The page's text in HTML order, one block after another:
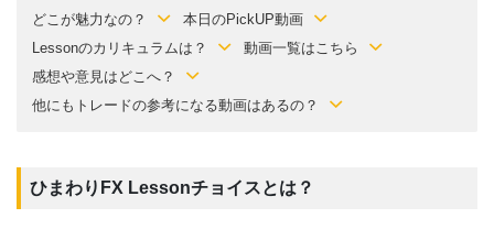
どこが魅力なの？
本日のPickUP動画
Lessonのカリキュラムは？
動画一覧はこちら
感想や意見はどこへ？
他にもトレードの参考になる動画はあるの？
ひまわりFX Lessonチョイスとは？